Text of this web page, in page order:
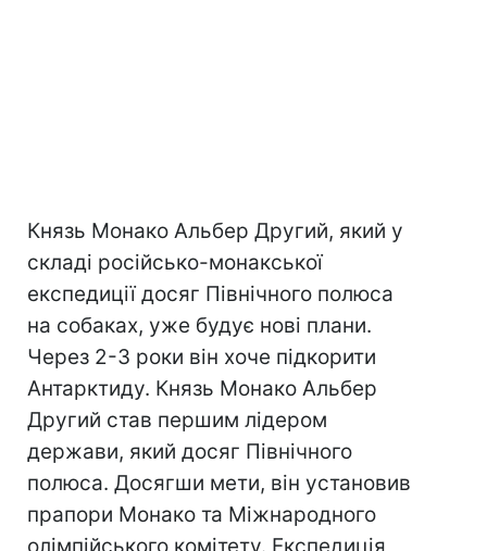
Князь Монако Альбер Другий, який у
складі російсько-монакської
експедиції досяг Північного полюса
на собаках, уже будує нові плани.
Через 2-3 роки він хоче підкорити
Антарктиду. Князь Монако Альбер
Другий став першим лідером
держави, який досяг Північного
полюса. Досягши мети, він установив
прапори Монако та Міжнародного